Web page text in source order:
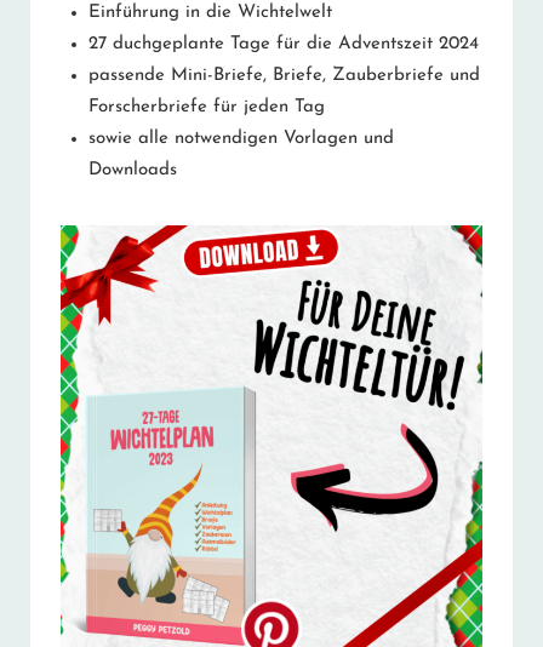
Einführung in die Wichtelwelt
27 duchgeplante Tage für die Adventszeit 2024
passende Mini-Briefe, Briefe, Zauberbriefe und
Forscherbriefe für jeden Tag
sowie alle notwendigen Vorlagen und
Downloads